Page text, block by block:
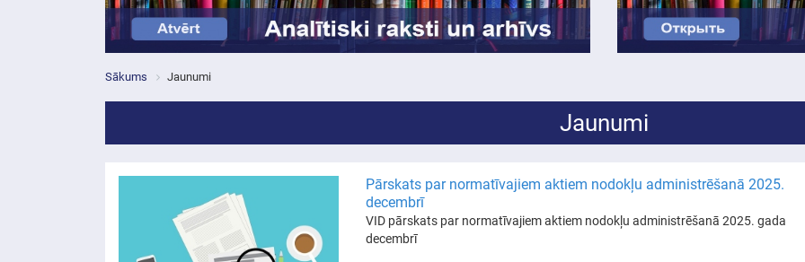
Sākums Jaunumi
Jaunumi
Pārskats par normatīvajiem aktiem nodokļu administrēšanā 2025.
decembrī
VID pārskats par normatīvajiem aktiem nodokļu administrēšanā 2025. gada
decembrī